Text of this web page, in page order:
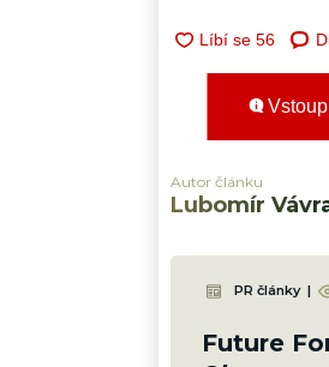
Autor článku
Lubomír
PR články |
Future